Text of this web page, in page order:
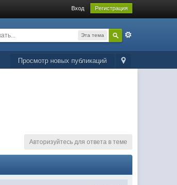
Вход Регистрация
Эта тема
Просмотр новых публикаций
Авторизуйтесь для ответа в теме